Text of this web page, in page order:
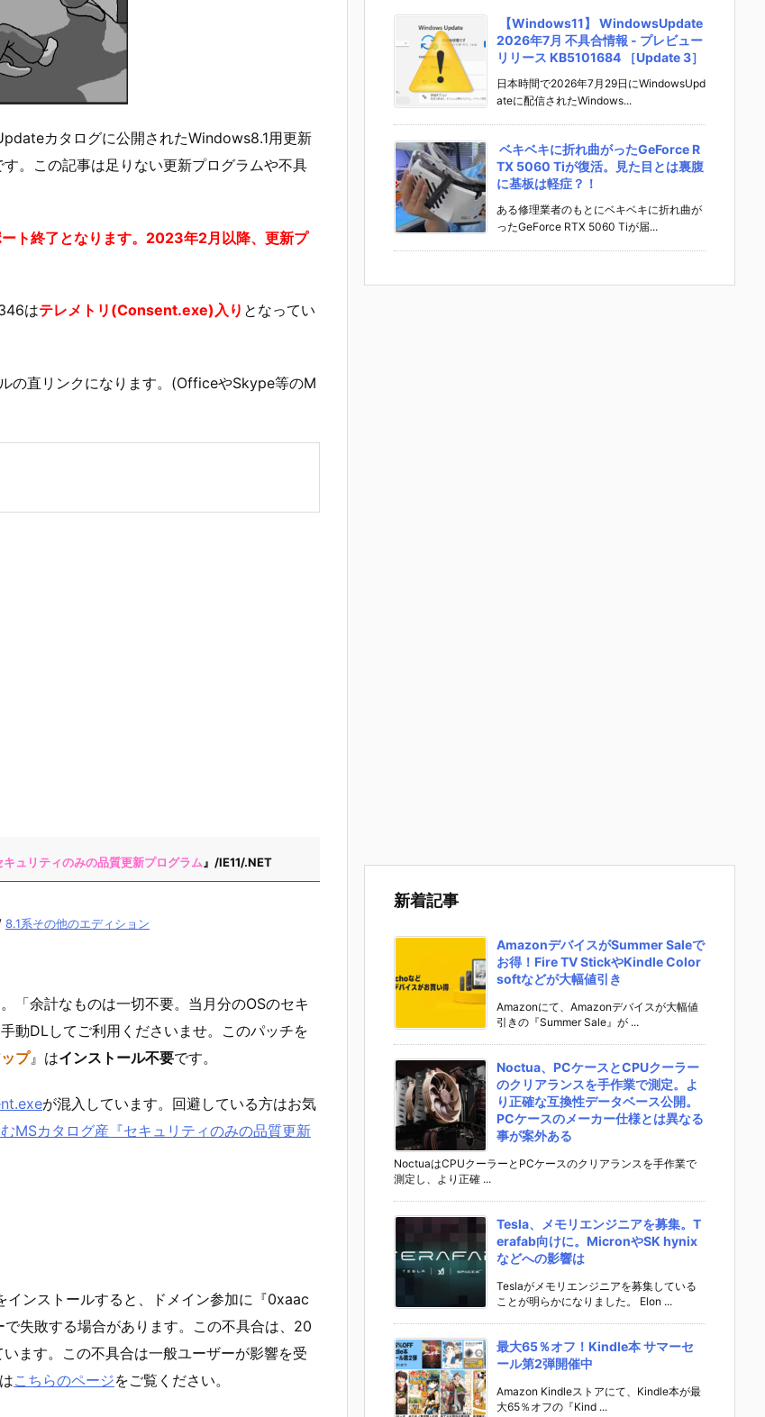
カタログに公開されたWindows8.1用更新
。この記事は足りない更新プログラムや不具
ト終了となります。2023年2月以降、更新プ
はテレメトリ(Consent.exe)入り となってい
の直リンクになります。(OfficeやSkype等のM
キュリティのみの品質更新プログラム 』/IE11/.NET
8.1系その他のエディション
「余計なものは一切不要。当月分のOSのセキ
動DLしてご利用くださいませ。このパッチを
プ』はインストール不要です。
が混入しています。回避している方はお気
MSカタログ産『セキュリティのみの品質更新
ンストールすると、ドメイン参加に『0xaac
失敗する場合があります。この不具合は、20
ます。この不具合は一般ユーザーが影響を受
こちらのページをご覧ください。
【Windows11】 WindowsUpdate
2026年7月 不具合情報 - プレビュー
リリース KB5101684 ［Update 3］
日本時間で2026年7月29日にWindowsUpd
ateに配信されたWindows...
ベキベキに折れ曲がったGeForce R
TX 5060 Tiが復活。見た目とは裏腹
に基板は軽症？！
ある修理業者のもとにベキベキに折れ曲が
ったGeForce RTX 5060 Tiが届...
新着記事
AmazonデバイスがSummer Saleで
お得！Fire TV StickやKindle Color
softなどが大幅値引き
Amazonにて、Amazonデバイスが大幅値
引きの『Summer Sale』が ...
Noctua、PCケースとCPUクーラー
のクリアランスを手作業で測定。よ
り正確な互換性データベース公開。
PCケースのメーカー仕様とは異なる
事が案外ある
NoctuaはCPUクーラーとPCケースのクリアランスを手作業で
測定し、より正確 ...
Tesla、メモリエンジニアを募集。T
erafab向けに。MicronやSK hynix
などへの影響は
Teslaがメモリエンジニアを募集している
ことが明らかになりました。 Elon ...
最大65％オフ！Kindle本 サマーセ
ール第2弾開催中
Amazon Kindleストアにて、Kindle本が最
大65％オフの『Kind ...